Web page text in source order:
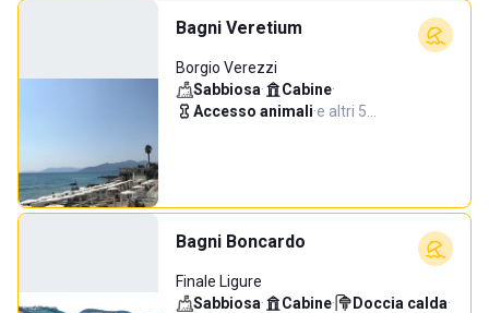
Bagni Veretium
Borgio Verezzi
Sabbiosa· Cabine·
Accesso animali·e altri 5…
Bagni Boncardo
Finale Ligure
Sabbiosa· Cabine· Doccia calda·